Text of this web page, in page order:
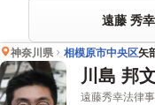
遠藤 秀
神奈川県 相模原市中央区矢
川島 邦
遠藤秀幸法律